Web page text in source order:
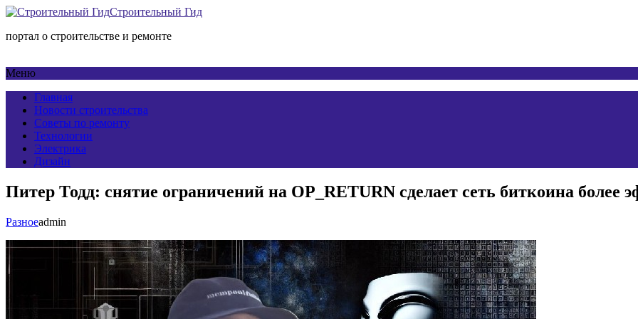
Строительный Гид
портал о строительстве и ремонте
Меню
Главная
Новости строительства
Советы по ремонту
Технологии
Электрика
Дизайн
Питер Тодд: снятие ограничений на OP_RETURN сделает сеть биткоина более
Разноеadmin